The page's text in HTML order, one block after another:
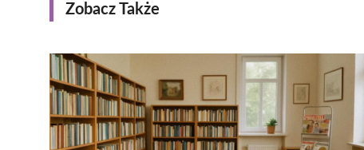
Zobacz Także